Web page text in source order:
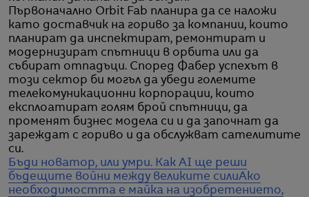
Първоначално Orbit Fab планира да се наложи
като доставчик на гориво за компании, които
планират да инспектират, ремонтират и
модернизират спътници в орбита или да
събират отпадъци. Според Фабер успехът в
този сектор би могъл да убеди големите
телекомуникационни корпорации, които
експлоатират голям брой спътници, да
променят бизнес модела си и да започнат да
зареждат с гориво и да обслужват сателитите
си.
Бъди новатор, или умри. Как AI ще реши
бъдещите войни между великите силиАко
необходимостта е майка на изобретението,